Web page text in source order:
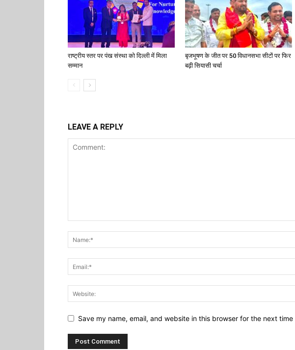
राष्ट्रीय स्तर पर पंख संस्था को दिल्ली में मिला
सम्मान
बृजभूषण के जीत पर 50 विधानसभा सीटों पर फिर
बढ़ी सियासी चर्चा
LEAVE A REPLY
Save my name, email, and website in this browser for the next time